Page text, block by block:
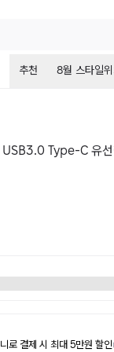
추천 8월 스타일
Type-C 유
로 결제 시 최대 5만원 할인